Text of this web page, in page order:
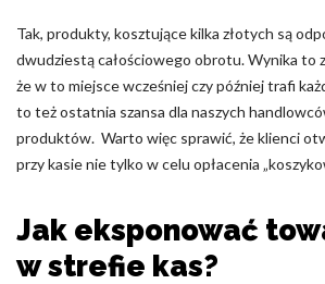
Tak, produkty, kosztujące kilka złotych są
dwudziestą całościowego obrotu. Wynika to
że w to miejsce wcześniej czy później trafi
to też ostatnia szansa dla naszych
produktów. Warto więc sprawić, że klienci
przy kasie nie tylko w celu opłacenia
Jak eksponować
w strefie kas?